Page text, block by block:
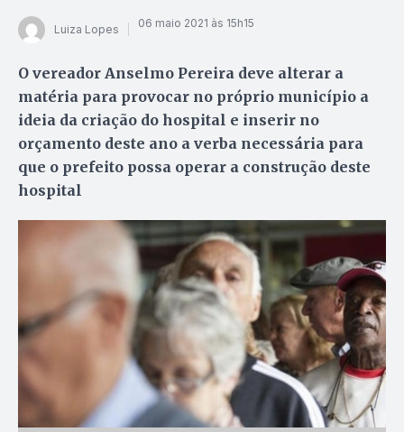
Luiza Lopes 06 maio 2021 às 15h15
O vereador Anselmo Pereira deve alterar a
matéria para provocar no próprio município a
ideia da criação do hospital e inserir no
orçamento deste ano a verba necessária para
que o prefeito possa operar a construção deste
hospital